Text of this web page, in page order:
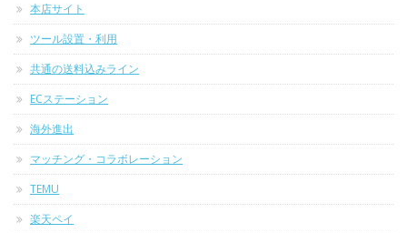
本店サイト
ツール設置・利用
共通の送料込みライン
ECステーション
海外進出
マッチング・コラボレーション
TEMU
楽天ペイ